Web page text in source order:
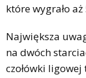
które wygrało aż
Największa
na dwóch
czołówki